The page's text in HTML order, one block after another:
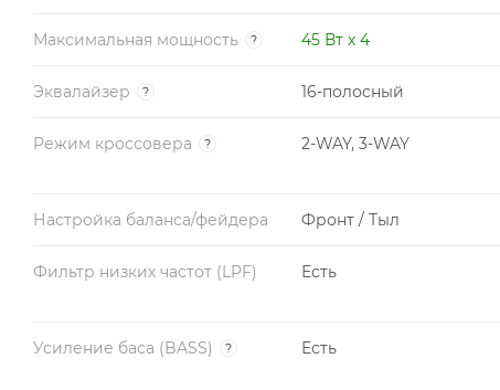
Максимальная мощность ? 45 Вт x 4
Эквалайзер ? 16-полосный
Режим кроссовера ? 2-WAY, 3-WAY
Настройка баланса/фейдера Фронт / Тыл
Фильтр низких частот (LPF) Есть
Усиление баса (BASS) ? Есть